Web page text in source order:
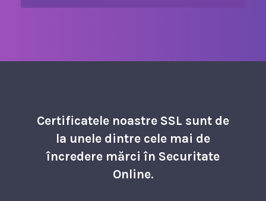
Certificatele noastre SSL sunt de
la unele dintre cele mai de
încredere mărci în Securitate
Online.